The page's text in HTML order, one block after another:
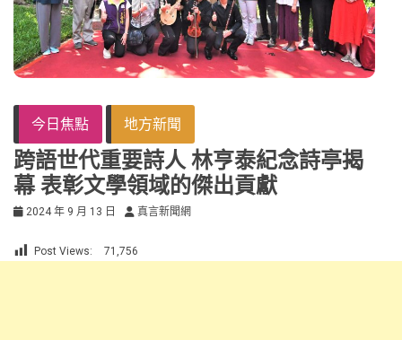
今日焦點 地方新聞
跨語世代重要詩人 林亨泰紀念詩亭揭
幕 表彰文學領域的傑出貢獻
2024 年 9 月 13 日 真言新聞網
Post Views: 71,756